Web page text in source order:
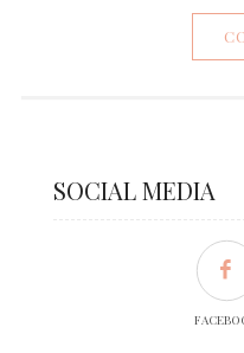
SOCIAL MEDIA